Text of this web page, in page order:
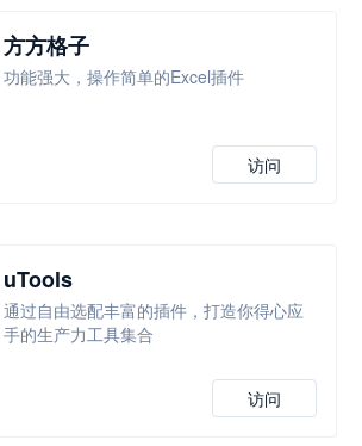
方方格子
功能强大，操作简单的Excel插件
访问
uTools
通过自由选配丰富的插件，打造你得心应
手的生产力工具集合
访问